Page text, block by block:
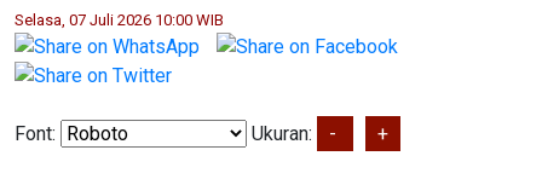
Selasa, 07 Juli 2026 10:00 WIB
Font: Ukuran: - +